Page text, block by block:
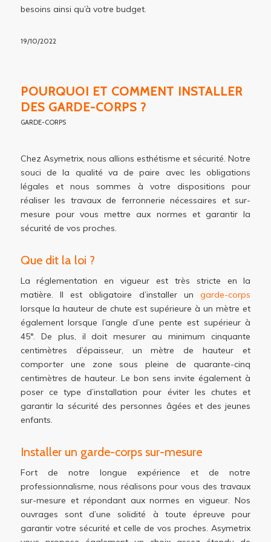
besoins ainsi qu’à votre budget.
19/10/2022
POURQUOI ET COMMENT INSTALLER
DES GARDE-CORPS ?
GARDE-CORPS
Chez Asymetrix, nous allions esthétisme et sécurité. Notre
souci de la qualité va de paire avec les obligations
légales et nous sommes à votre dispositions pour
réaliser les travaux de ferronnerie nécessaires et sur-
mesure pour vous mettre aux normes et garantir la
sécurité de vos proches.
Que dit la loi ?
La réglementation en vigueur est très stricte en la
matière. Il est obligatoire d’installer ungarde-corps
lorsque la hauteur de chute est supérieure à un mètre et
également lorsque l’angle d’une pente est supérieur à
45°. De plus, il doit mesurer au minimum cinquante
centimètres d’épaisseur, un mètre de hauteur et
comporter une zone sous pleine de quarante-cinq
centimètres de hauteur. Le bon sens invite également à
poser ce type d’installation pour éviter les chutes et
garantir la sécurité des personnes âgées et des jeunes
enfants.
Installer un garde-corps sur-mesure
Fort de notre longue expérience et de notre
professionnalisme, nous réalisons pour vous des travaux
sur-mesure et répondant aux normes en vigueur. Nos
ouvrages sont d’une solidité à toute épreuve pour
garantir votre sécurité et celle de vos proches. Asymetrix